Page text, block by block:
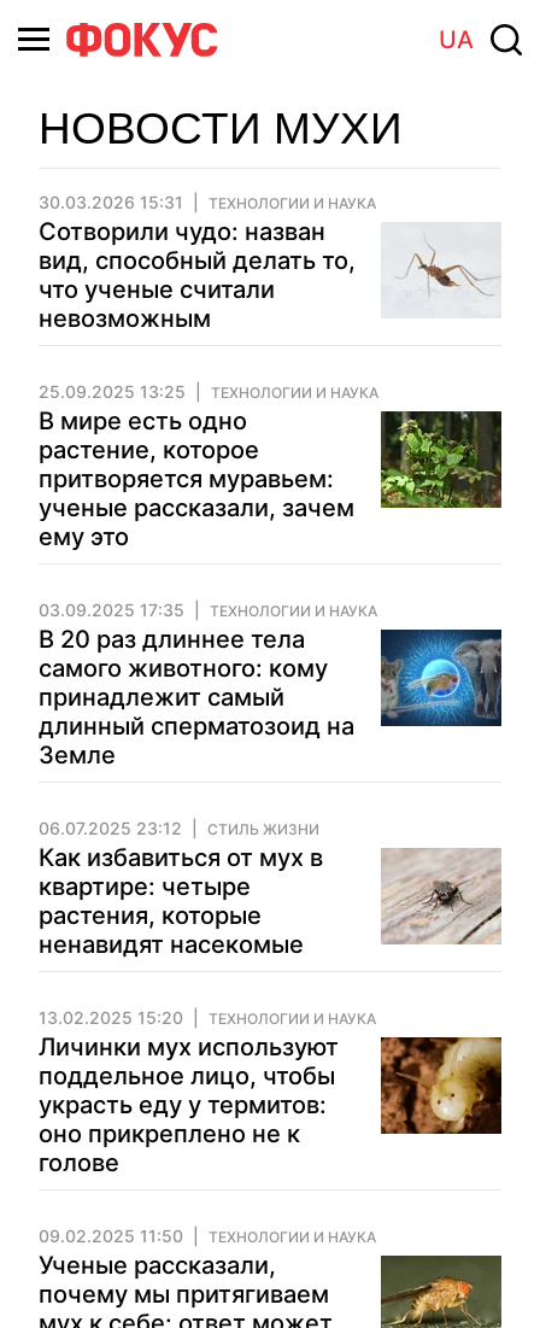
UA
НОВОСТИ МУХИ
30.03.2026 15:31 ТЕХНОЛОГИИ И НАУКА
Сотворили чудо: назван
вид, способный делать то,
что ученые считали
невозможным
25.09.2025 13:25 ТЕХНОЛОГИИ И НАУКА
В мире есть одно
растение, которое
притворяется муравьем:
ученые рассказали, зачем
ему это
03.09.2025 17:35 ТЕХНОЛОГИИ И НАУКА
В 20 раз длиннее тела
самого животного: кому
принадлежит самый
длинный сперматозоид на
Земле
06.07.2025 23:12 СТИЛЬ ЖИЗНИ
Как избавиться от мух в
квартире: четыре
растения, которые
ненавидят насекомые
13.02.2025 15:20 ТЕХНОЛОГИИ И НАУКА
Личинки мух используют
поддельное лицо, чтобы
украсть еду у термитов:
оно прикреплено не к
голове
09.02.2025 11:50 ТЕХНОЛОГИИ И НАУКА
Ученые рассказали,
почему мы притягиваем